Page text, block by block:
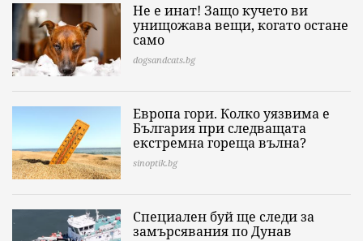
Не е инат! Защо кучето ви
унищожава вещи, когато остане
само
dogsandcats.bg
Европа гори. Колко уязвима е
България при следващата
екстремна гореща вълна?
sinoptik.bg
Специален буй ще следи за
замърсявания по Дунав